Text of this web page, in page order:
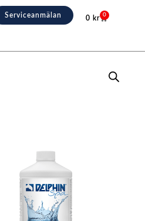
0 kr 0
Varukorg
Serviceanmälan